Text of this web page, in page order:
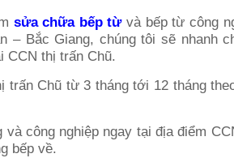
sửa chữa bếp từvà bếp từ công
– Bắc Giang, chúng tôi sẽ nhanh
CCN thị trấn Chũ.
trấn Chũ từ 3 tháng tới 12 tháng
công nghiệp ngay tại địa điểm
bếp về.